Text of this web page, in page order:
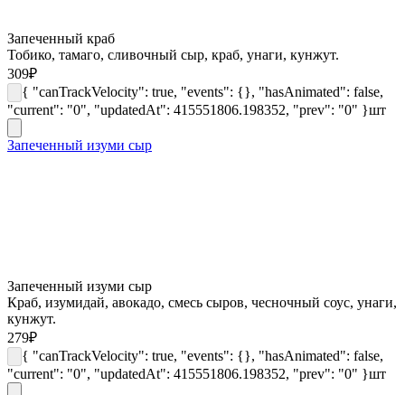
Запеченный краб
Тобико, тамаго, сливочный сыр, краб, унаги, кунжут.
309₽
{ "canTrackVelocity": true, "events": {}, "hasAnimated": false,
"current": "0", "updatedAt": 415551806.198352, "prev": "0" }шт
Запеченный изуми сыр
Запеченный изуми сыр
Краб, изумидай, авокадо, смесь сыров, чесночный соус, унаги,
кунжут.
279₽
{ "canTrackVelocity": true, "events": {}, "hasAnimated": false,
"current": "0", "updatedAt": 415551806.198352, "prev": "0" }шт